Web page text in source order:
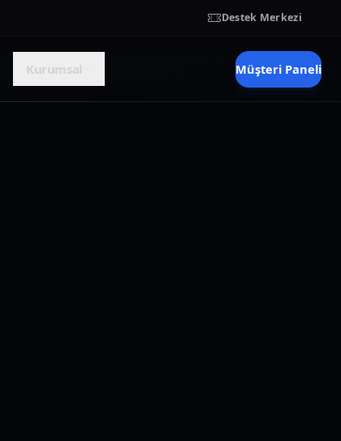
Destek Merkezi
Kurumsal Müşteri Paneli